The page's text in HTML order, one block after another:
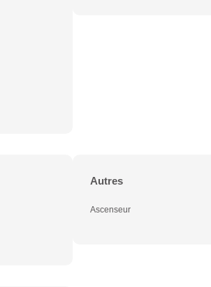
Autres
Ascenseur